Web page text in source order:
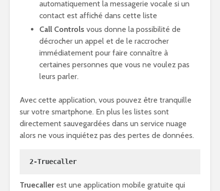
automatiquement la messagerie vocale si un
contact est affiché dans cette liste
Call Controls vous donne la possibilité de
décrocher un appel et de le raccrocher
immédiatement pour faire connaître à
certaines personnes que vous ne voulez pas
leurs parler.
Avec cette application, vous pouvez être tranquille
sur votre smartphone. En plus les listes sont
directement sauvegardées dans un service nuage
alors ne vous inquiétez pas des pertes de données.
2-Truecaller
Truecaller est une application mobile gratuite qui